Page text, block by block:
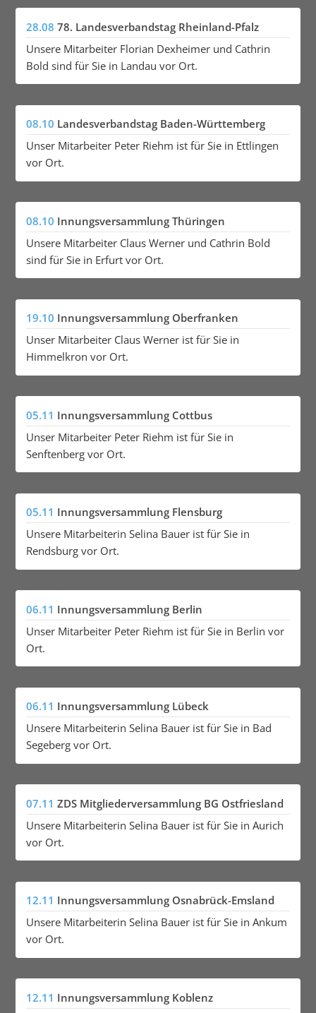
28.08 78. Landesverbandstag Rheinland-Pfalz
Unsere Mitarbeiter Florian Dexheimer und Cathrin
Bold sind für Sie in Landau vor Ort.
08.10 Landesverbandstag Baden-Württemberg
Unser Mitarbeiter Peter Riehm ist für Sie in Ettlingen
vor Ort.
08.10 Innungsversammlung Thüringen
Unsere Mitarbeiter Claus Werner und Cathrin Bold
sind für Sie in Erfurt vor Ort.
19.10 Innungsversammlung Oberfranken
Unser Mitarbeiter Claus Werner ist für Sie in
Himmelkron vor Ort.
05.11 Innungsversammlung Cottbus
Unser Mitarbeiter Peter Riehm ist für Sie in
Senftenberg vor Ort.
05.11 Innungsversammlung Flensburg
Unsere Mitarbeiterin Selina Bauer ist für Sie in
Rendsburg vor Ort.
06.11 Innungsversammlung Berlin
Unser Mitarbeiter Peter Riehm ist für Sie in Berlin vor
Ort.
06.11 Innungsversammlung Lübeck
Unsere Mitarbeiterin Selina Bauer ist für Sie in Bad
Segeberg vor Ort.
07.11 ZDS Mitgliederversammlung BG Ostfriesland
Unsere Mitarbeiterin Selina Bauer ist für Sie in Aurich
vor Ort.
12.11 Innungsversammlung Osnabrück-Emsland
Unsere Mitarbeiterin Selina Bauer ist für Sie in Ankum
vor Ort.
12.11 Innungsversammlung Koblenz